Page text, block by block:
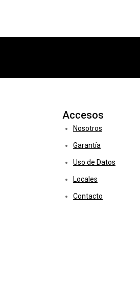
Accesos
Nosotros
Garantía
Uso de Datos
Locales
Contacto